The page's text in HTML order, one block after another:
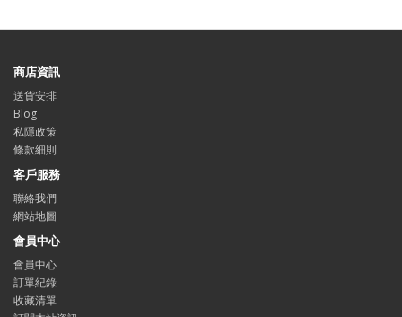
商店資訊
送貨安排
Blog
私隱政策
條款細則
客戶服務
聯絡我們
網站地圖
會員中心
會員中心
訂單紀錄
收藏清單